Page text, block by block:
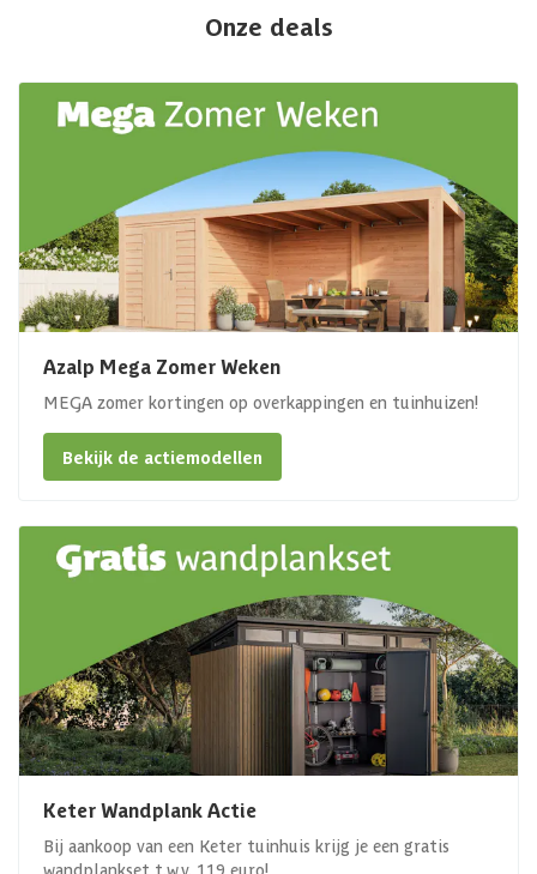
Onze deals
Azalp Mega Zomer Weken
MEGA zomer kortingen op overkappingen en tuinhuizen!
Bekijk de actiemodellen
Keter Wandplank Actie
Bij aankoop van een Keter tuinhuis krijg je een gratis
wandplankset t.w.v. 119 euro!